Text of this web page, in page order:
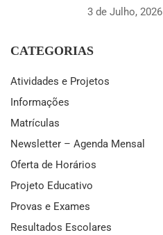
3 de Julho, 2026
CATEGORIAS
Atividades e Projetos
Informações
Matrículas
Newsletter – Agenda Mensal
Oferta de Horários
Projeto Educativo
Provas e Exames
Resultados Escolares